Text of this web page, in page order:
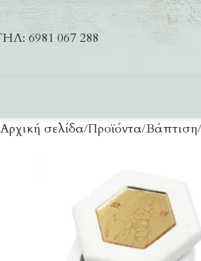
6981 067 288
Αρχική σελίδα Προϊόντα Βάπτιση